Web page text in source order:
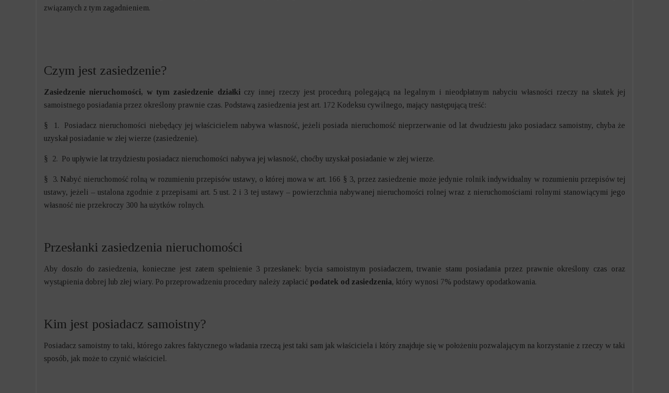
związanych z tym zagadnieniem.
Czym jest zasiedzenie?
Zasiedzenie nieruchomości, w tym zasiedzenie działki czy innej rzeczy jest procedurą polegającą na legalnym i nieodpłatnym nabyciu własności rzeczy na skutek jej
samoistnego posiadania przez określony prawnie czas. Podstawą zasiedzenia jest art. 172 Kodeksu cywilnego, mający następującą treść:
§ 1. Posiadacz nieruchomości niebędący jej właścicielem nabywa własność, jeżeli posiada nieruchomość nieprzerwanie od lat dwudziestu jako posiadacz samoistny, chyba że
uzyskał posiadanie w złej wierze (zasiedzenie).
§ 2. Po upływie lat trzydziestu posiadacz nieruchomości nabywa jej własność, choćby uzyskał posiadanie w złej wierze.
§ 3. Nabyć nieruchomość rolną w rozumieniu przepisów ustawy, o której mowa w art. 166 § 3, przez zasiedzenie może jedynie rolnik indywidualny w rozumieniu przepisów tej
ustawy, jeżeli – ustalona zgodnie z przepisami art. 5 ust. 2 i 3 tej ustawy – powierzchnia nabywanej nieruchomości rolnej wraz z nieruchomościami rolnymi stanowiącymi jego
własność nie przekroczy 300 ha użytków rolnych.
Przesłanki zasiedzenia nieruchomości
Aby doszło do zasiedzenia, konieczne jest zatem spełnienie 3 przesłanek: bycia samoistnym posiadaczem, trwanie stanu posiadania przez prawnie określony czas oraz
wystąpienia dobrej lub złej wiary. Po przeprowadzeniu procedury należy zapłacić podatek od zasiedzenia, który wynosi 7% podstawy opodatkowania.
Kim jest posiadacz samoistny?
Posiadacz samoistny to taki, którego zakres faktycznego władania rzeczą jest taki sam jak właściciela i który znajduje się w położeniu pozwalającym na korzystanie z rzeczy w taki
sposób, jak może to czynić właściciel.